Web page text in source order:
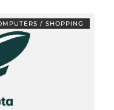
/ SHOPPING